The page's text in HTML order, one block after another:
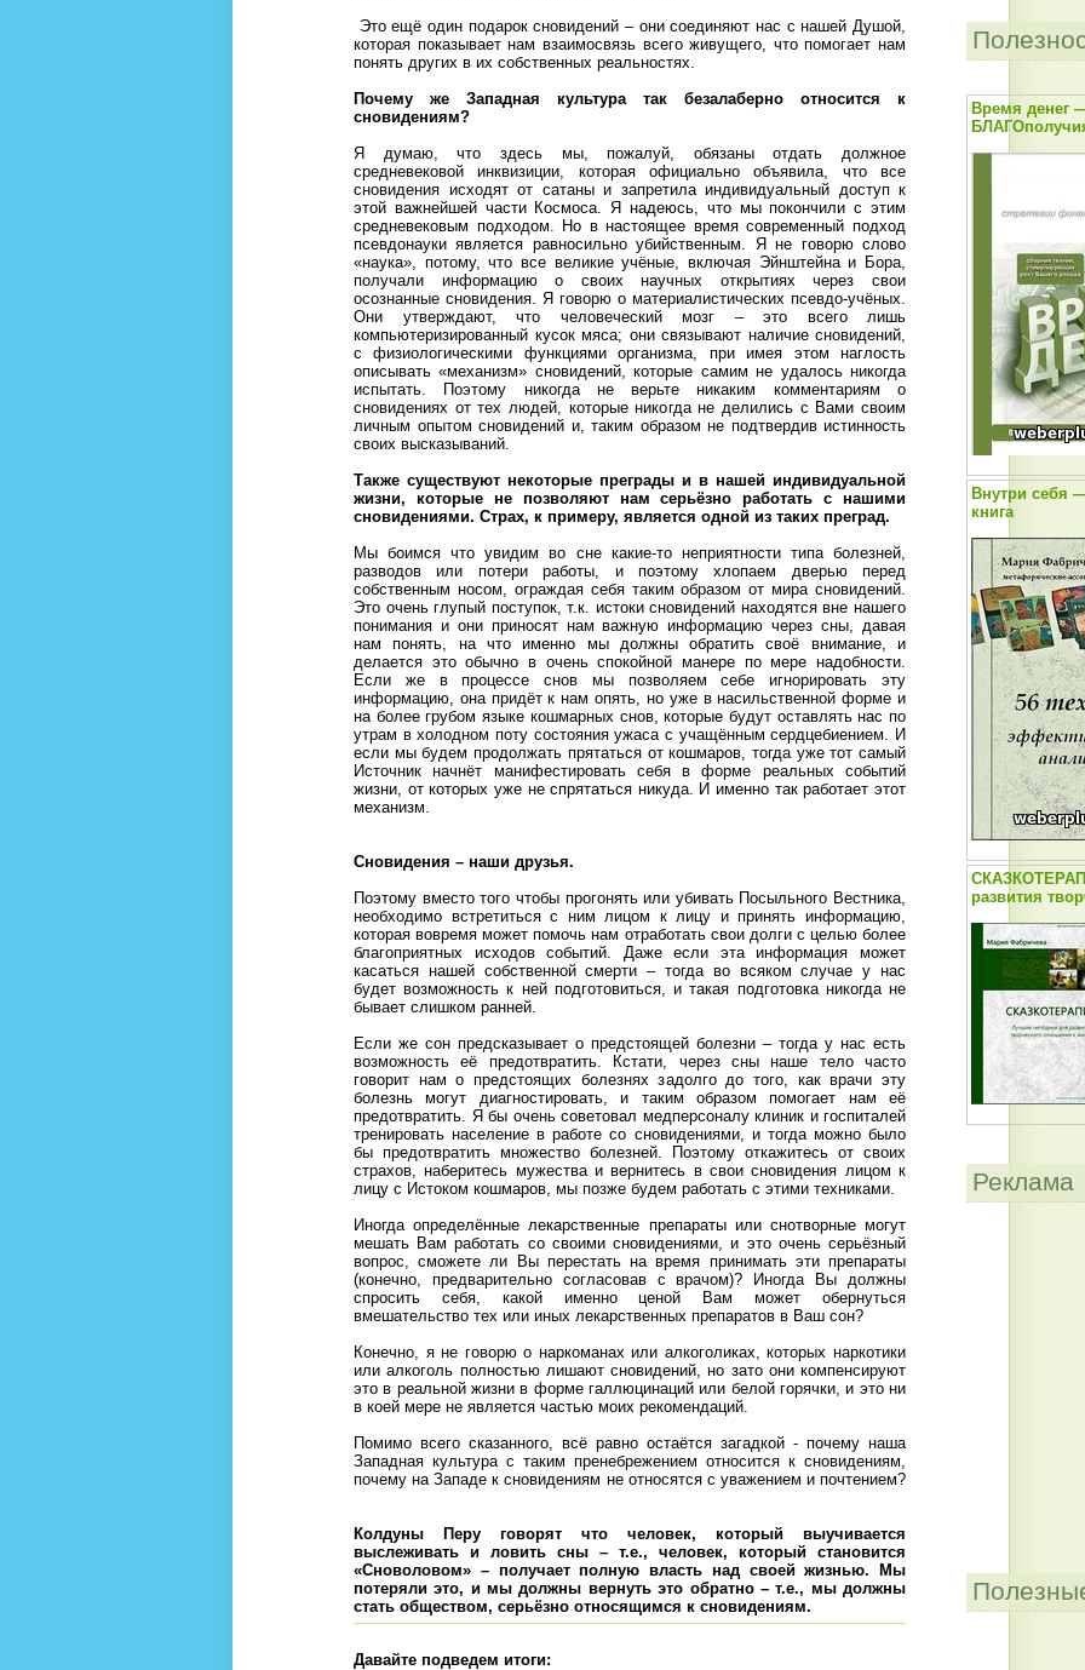
Это ещё один подарок сновидений – они соединяют нас с нашей Душой,
которая показывает нам взаимосвязь всего живущего, что помогает нам
понять других в их собственных реальностях.
Почему же Западная культура так безалаберно относится к
сновидениям?
Я думаю, что здесь мы, пожалуй, обязаны отдать должное
средневековой инквизиции, которая официально объявила, что все
сновидения исходят от сатаны и запретила индивидуальный доступ к
этой важнейшей части Космоса. Я надеюсь, что мы покончили с этим
средневековым подходом. Но в настоящее время современный подход
псевдонауки является равносильно убийственным. Я не говорю слово
«наука», потому, что все великие учёные, включая Эйнштейна и Бора,
получали информацию о своих научных открытиях через свои
осознанные сновидения. Я говорю о материалистических псевдо-учёных.
Они утверждают, что человеческий мозг – это всего лишь
компьютеризированный кусок мяса; они связывают наличие сновидений,
с физиологическими функциями организма, при имея этом наглость
описывать «механизм» сновидений, которые самим не удалось никогда
испытать. Поэтому никогда не верьте никаким комментариям о
сновидениях от тех людей, которые никогда не делились с Вами своим
личным опытом сновидений и, таким образом не подтвердив истинность
своих высказываний.
Также существуют некоторые преграды и в нашей индивидуальной
жизни, которые не позволяют нам серьёзно работать с нашими
сновидениями. Страх, к примеру, является одной из таких преград.
Мы боимся что увидим во сне какие-то неприятности типа болезней,
разводов или потери работы, и поэтому хлопаем дверью перед
собственным носом, ограждая себя таким образом от мира сновидений.
Это очень глупый поступок, т.к. истоки сновидений находятся вне нашего
понимания и они приносят нам важную информацию через сны, давая
нам понять, на что именно мы должны обратить своё внимание, и
делается это обычно в очень спокойной манере по мере надобности.
Если же в процессе снов мы позволяем себе игнорировать эту
информацию, она придёт к нам опять, но уже в насильственной форме и
на более грубом языке кошмарных снов, которые будут оставлять нас по
утрам в холодном поту состояния ужаса с учащённым сердцебиением. И
если мы будем продолжать прятаться от кошмаров, тогда уже тот самый
Источник начнёт манифестировать себя в форме реальных событий
жизни, от которых уже не спрятаться никуда. И именно так работает этот
механизм.
Сновидения – наши друзья.
Поэтому вместо того чтобы прогонять или убивать Посыльного Вестника,
необходимо встретиться с ним лицом к лицу и принять информацию,
которая вовремя может помочь нам отработать свои долги с целью более
благоприятных исходов событий. Даже если эта информация может
касаться нашей собственной смерти – тогда во всяком случае у нас
будет возможность к ней подготовиться, и такая подготовка никогда не
бывает слишком ранней.
Если же сон предсказывает о предстоящей болезни – тогда у нас есть
возможность её предотвратить. Кстати, через сны наше тело часто
говорит нам о предстоящих болезнях задолго до того, как врачи эту
болезнь могут диагностировать, и таким образом помогает нам её
предотвратить. Я бы очень советовал медперсоналу клиник и госпиталей
тренировать население в работе со сновидениями, и тогда можно было
бы предотвратить множество болезней. Поэтому откажитесь от своих
страхов, наберитесь мужества и вернитесь в свои сновидения лицом к
лицу с Истоком кошмаров, мы позже будем работать с этими техниками.
Иногда определённые лекарственные препараты или снотворные могут
мешать Вам работать со своими сновидениями, и это очень серьёзный
вопрос, сможете ли Вы перестать на время принимать эти препараты
(конечно, предварительно согласовав с врачом)? Иногда Вы должны
спросить себя, какой именно ценой Вам может обернуться
вмешательство тех или иных лекарственных препаратов в Ваш сон?
Конечно, я не говорю о наркоманах или алкоголиках, которых наркотики
или алкоголь полностью лишают сновидений, но зато они компенсируют
это в реальной жизни в форме галлюцинаций или белой горячки, и это ни
в коей мере не является частью моих рекомендаций.
Помимо всего сказанного, всё равно остаётся загадкой - почему наша
Западная культура с таким пренебрежением относится к сновидениям,
почему на Западе к сновидениям не относятся с уважением и почтением?
Колдуны Перу говорят что человек, который выучивается
выслеживать и ловить сны – т.е., человек, который становится
«Сноволовом» – получает полную власть над своей жизнью. Мы
потеряли это, и мы должны вернуть это обратно – т.е., мы должны
стать обществом, серьёзно относящимся к сновидениям.
Давайте подведем итоги:
Время денег
Внутри себя
книга
развития
Реклама